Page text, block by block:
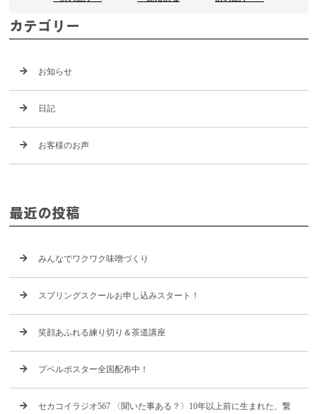
カテゴリー
お知らせ
日記
お客様のお声
最近の投稿
みんなでワクワク味噌づくり
スプリングスクールお申し込みスタート！
笑顔あふれる練り切り＆茶道講座
プペルポスター全国配布中！
セカコイラジオ567 〈聞いた事ある？〉10年以上前に生まれた、繋